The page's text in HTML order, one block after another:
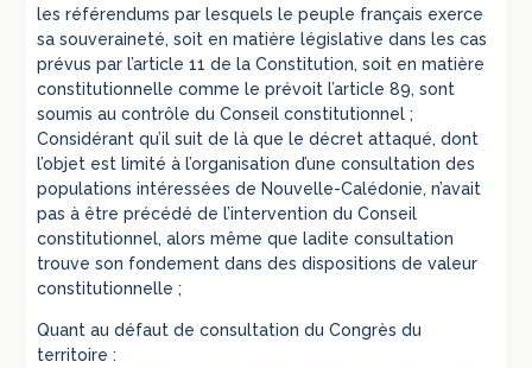
les référendums par lesquels le peuple français exerce
sa souveraineté, soit en matière législative dans les cas
prévus par l’article 11 de la Constitution, soit en matière
constitutionnelle comme le prévoit l’article 89, sont
soumis au contrôle du Conseil constitutionnel ;
Considérant qu’il suit de là que le décret attaqué, dont
l’objet est limité à l’organisation d’une consultation des
populations intéressées de Nouvelle-Calédonie, n’avait
pas à être précédé de l’intervention du Conseil
constitutionnel, alors même que ladite consultation
trouve son fondement dans des dispositions de valeur
constitutionnelle ;
Quant au défaut de consultation du Congrès du
territoire :